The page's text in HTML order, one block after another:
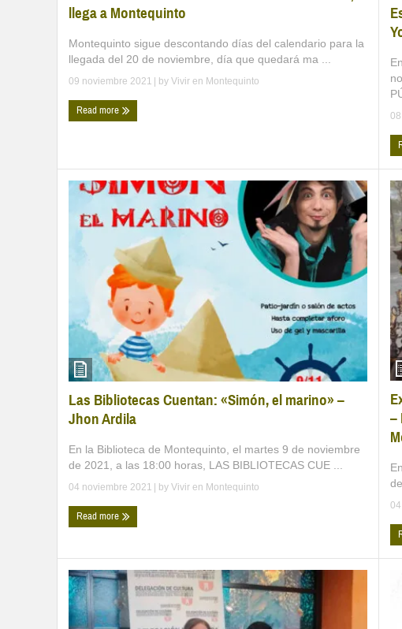
llega a Montequinto
Montequinto sigue descontando días del calendario para la
llegada del 20 de noviembre, día que quedará ma ...
09 noviembre 2021 | by Vivir en Montequinto
Read more
Las Bibliotecas Cuentan: «Simón, el marino» –
Jhon Ardila
En la Biblioteca de Montequinto, el martes 9 de noviembre
de 2021, a las 18:00 horas, LAS BIBLIOTECAS CUE ...
04 noviembre 2021 | by Vivir en Montequinto
Read more
–